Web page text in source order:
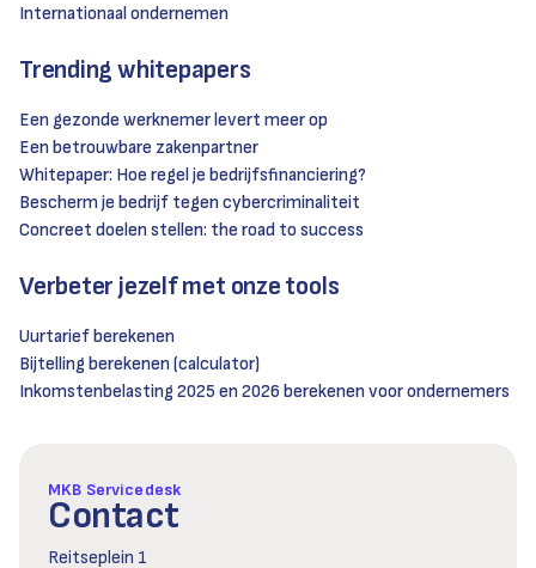
Internationaal ondernemen
Trending whitepapers
Een gezonde werknemer levert meer op
Een betrouwbare zakenpartner
Whitepaper: Hoe regel je bedrijfsfinanciering?
Bescherm je bedrijf tegen cybercriminaliteit
Concreet doelen stellen: the road to success
Verbeter jezelf met onze tools
Uurtarief berekenen
Bijtelling berekenen (calculator)
Inkomstenbelasting 2025 en 2026 berekenen voor ondernemers
MKB Servicedesk
Contact
Reitseplein 1